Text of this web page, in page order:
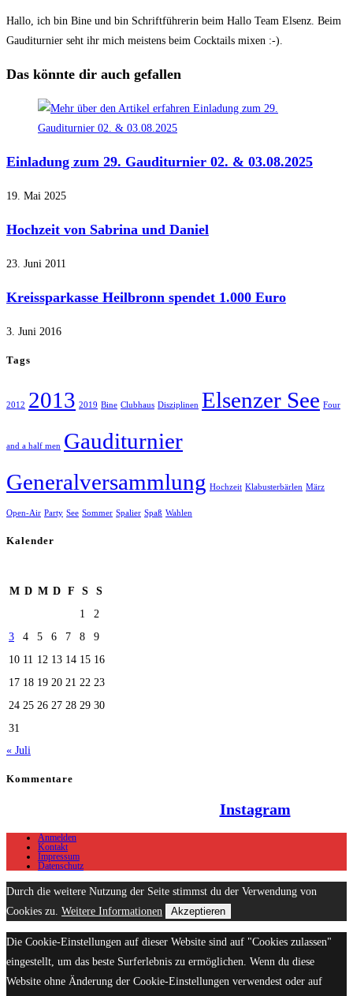
Hallo, ich bin Bine und bin Schriftführerin beim Hallo Team Elsenz. Beim
Gauditurnier seht ihr mich meistens beim Cocktails mixen :-).
Das könnte dir auch gefallen
Einladung zum 29. Gauditurnier 02. & 03.08.2025
19. Mai 2025
Hochzeit von Sabrina und Daniel
23. Juni 2011
Kreissparkasse Heilbronn spendet 1.000 Euro
3. Juni 2016
Tags
2012 2013 2019 Bine Clubhaus Disziplinen Elsenzer See Four
and a half men Gauditurnier
Generalversammlung Hochzeit Klabusterbärlen März
Open-Air Party See Sommer Spalier Spaß Wahlen
Kalender
M D M D F S
S
1
2
3
4 5 6 7 8
9
10 11 12 13 14 15 16
17 18 19 20 21 22 23
24 25 26 27 28 29 30
31
« Juli
Kommentare
Instagram
Anmelden
Kontakt
Impressum
Datenschutz
Durch die weitere Nutzung der Seite stimmst du der Verwendung von
Cookies zu. Weitere Informationen Akzeptieren
Die Cookie-Einstellungen auf dieser Website sind auf "Cookies zulassen"
eingestellt, um das beste Surferlebnis zu ermöglichen. Wenn du diese
Website ohne Änderung der Cookie-Einstellungen verwendest oder auf